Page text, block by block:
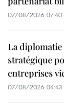
07/08/2026 07:40
La
stratégique
entreprises
07/08/2026 04:43